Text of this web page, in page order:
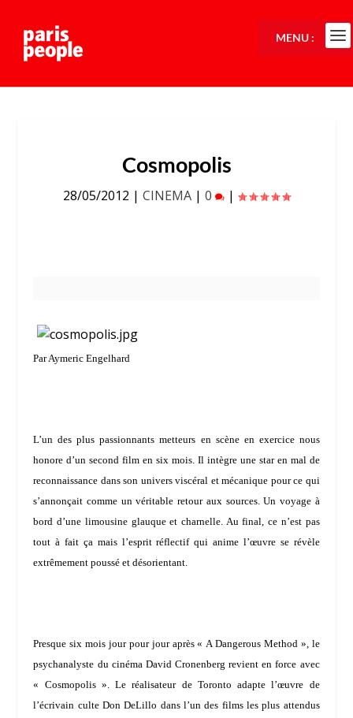
Cosmopolis
28/05/2012 | CINEMA | 0 |
Par Aymeric Engelhard
L’un des plus passionnants metteurs en scène en exercice nous
honore d’un second film en six mois. Il intègre une star en mal de
reconnaissance dans son univers viscéral et mécanique pour ce qui
s’annonçait comme un véritable retour aux sources. Un voyage à
bord d’une limousine glauque et charnelle. Au final, ce n’est pas
tout à fait ça mais l’esprit réflectif qui anime l’œuvre se révèle
extrêmement poussé et désorientant.
Presque six mois jour pour jour après « A Dangerous Method », le
psychanalyste du cinéma David Cronenberg revient en force avec
« Cosmopolis ». Le réalisateur de Toronto adapte l’œuvre de
l’écrivain culteDon DeLillo dans l’un des films les plus attendus
MENU :